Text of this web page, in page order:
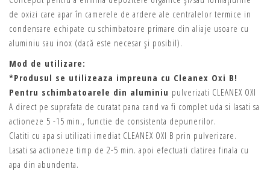
de oxizi care apar în camerele de ardere ale centralelor termice in
condensare echipate cu schimbatoare primare din aliaje usoare cu
aluminiu sau inox (dacă este necesar și posibil).
Mod de utilizare:
*Produsul se utilizeaza impreuna cu Cleanex Oxi B!
Pentru schimbatoarele din aluminiu pulverizati CLEANEX OXI
A direct pe suprafata de curatat pana cand va fi complet uda si lasati sa
actioneze 5 -15 min., functie de consistenta depunerilor.
Clatiti cu apa si utilizati imediat CLEANEX OXI B prin pulverizare.
Lasati sa actioneze timp de 2-5 min. apoi efectuati clatirea finala cu
apa din abundenta.